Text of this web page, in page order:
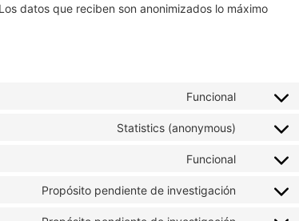
datos que reciben son anonimizados lo máximo
Funcional
Statistics (anonymous)
Funcional
Propósito pendiente de investigación